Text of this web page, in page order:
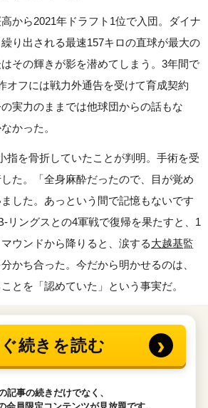
から2021年ドラフト1位で入団。ダイナ
り出される最速157キロの直球が最大の
その輝きが影を潜めてしまう。3年間で
オフには戦力外通告を受けて育成契約
実力のままでは他球団からの話もな
かった。
を骨折していたことが判明。手術を受
た。「全身麻酔だったので、目が覚め
した。あっという間で記憶もないです
リングスとの4軍戦で復帰を果たすと、1
ウンドから降りると、涙する大越基監
かち合った。今だから明かせるのは、
とを「認めていた」という事実だ。